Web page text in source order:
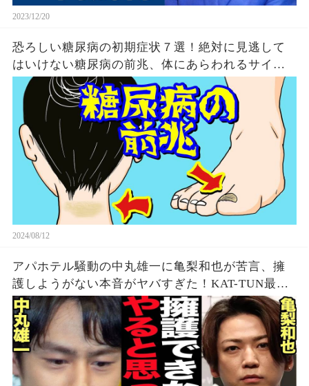
2023/12/20
恐ろしい糖尿病の初期症状７選！絶対に見逃して
はいけない糖尿病の前兆、体にあらわれるサイン
とは？
2024/08/12
アパホテル騒動の中丸雄一に亀梨和也が苦言、擁
護しようがない本音がヤバすぎた！KAT-TUN最初
期の若い頃から見てきた本性に驚愕…【芸能】